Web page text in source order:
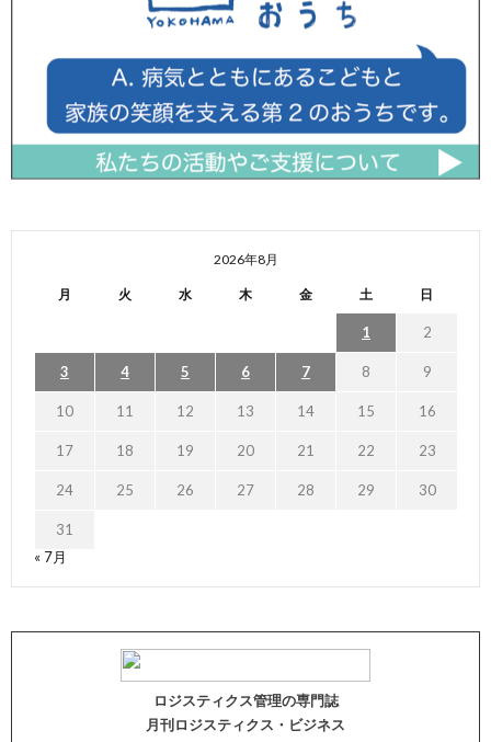
2026年8月
月 火 水 木 金 土 日
1 2
3 4 5 6 7 8 9
10 11 12 13 14 15 16
17 18 19 20 21 22 23
24 25 26 27 28 29 30
31
« 7月
ロジスティクス管理の専門誌
月刊ロジスティクス・ビジネス